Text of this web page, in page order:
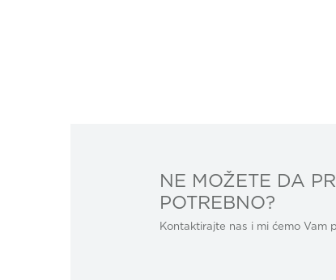
NE MOŽETE DA
POTREBNO?
Kontaktirajte nas i mi ćemo Vam